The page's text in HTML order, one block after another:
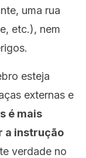
uma rua
etc.), nem
esteja
externas e
é mais
a instrução
verdade no